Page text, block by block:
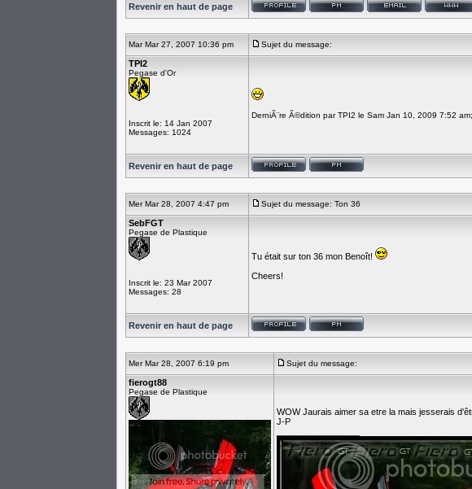
Revenir en haut de page
Mar Mar 27, 2007 10:36 pm Sujet du message:
TPI2
Pegase d'Or
Inscrit le: 14 Jan 2007
Messages: 1024
DerniÃ¨re Ã©dition par TPI2 le Sam Jan 10, 2009 7:52
Revenir en haut de page
Mer Mar 28, 2007 4:47 pm Sujet du message: Ton 36
SebFGT
Pegase de Plastique
Inscrit le: 23 Mar 2007
Messages: 28
Tu était sur ton 36 mon Benoît!
Cheers!
Revenir en haut de page
Mer Mar 28, 2007 6:19 pm Sujet du message:
fierogt88
Pegase de Plastique
WOW Jaurais aimer sa etre la mais jesserais
J-P